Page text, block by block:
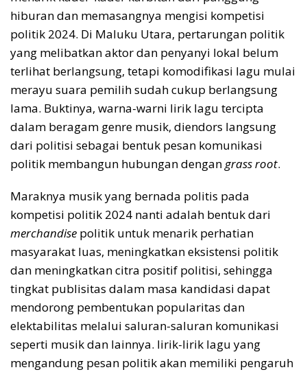
hiburan dan memasangnya mengisi kompetisi
politik 2024. Di Maluku Utara, pertarungan politik
yang melibatkan aktor dan penyanyi lokal belum
terlihat berlangsung, tetapi komodifikasi lagu mulai
merayu suara pemilih sudah cukup berlangsung
lama. Buktinya, warna-warni lirik lagu tercipta
dalam beragam genre musik, diendors langsung
dari politisi sebagai bentuk pesan komunikasi
politik membangun hubungan dengangrass root.
Maraknya musik yang bernada politis pada
kompetisi politik 2024 nanti adalah bentuk dari
merchandise politik untuk menarik perhatian
masyarakat luas, meningkatkan eksistensi politik
dan meningkatkan citra positif politisi, sehingga
tingkat publisitas dalam masa kandidasi dapat
mendorong pembentukan popularitas dan
elektabilitas melalui saluran-saluran komunikasi
seperti musik dan lainnya. lirik-lirik lagu yang
mengandung pesan politik akan memiliki pengaruh